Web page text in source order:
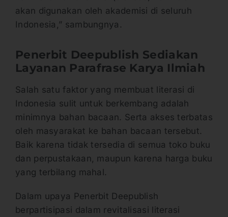
akan digunakan oleh akademisi di seluruh
Indonesia,” sambungnya.
Penerbit Deepublish Sediakan
Layanan Parafrase Karya Ilmiah
Salah satu faktor yang membuat literasi di
Indonesia sulit untuk berkembang adalah
minimnya bahan bacaan. Serta akses terbatas
oleh masyarakat ke bahan bacaan tersebut.
Baik karena tidak tersedia di semua toko buku
dan perpustakaan, maupun karena harga buku
yang terbilang mahal.
Dalam upaya Penerbit Deepublish
berpartisipasi dalam revitalisasi literasi